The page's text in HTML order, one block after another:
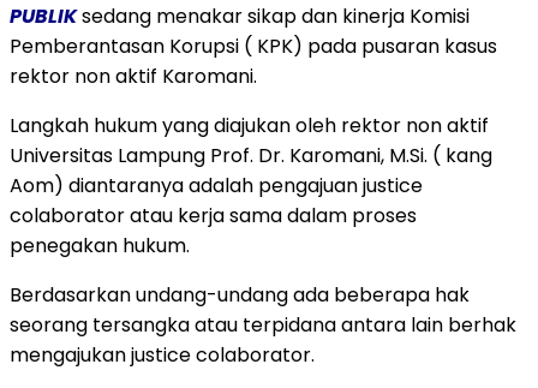
PUBLIKsedang menakar sikap dan kinerja Komisi
Pemberantasan Korupsi ( KPK) pada pusaran kasus
rektor non aktif Karomani.
Langkah hukum yang diajukan oleh rektor non aktif
Universitas Lampung Prof. Dr. Karomani, M.Si. ( kang
Aom) diantaranya adalah pengajuan justice
colaborator atau kerja sama dalam proses
penegakan hukum.
Berdasarkan undang-undang ada beberapa hak
seorang tersangka atau terpidana antara lain berhak
mengajukan justice colaborator.